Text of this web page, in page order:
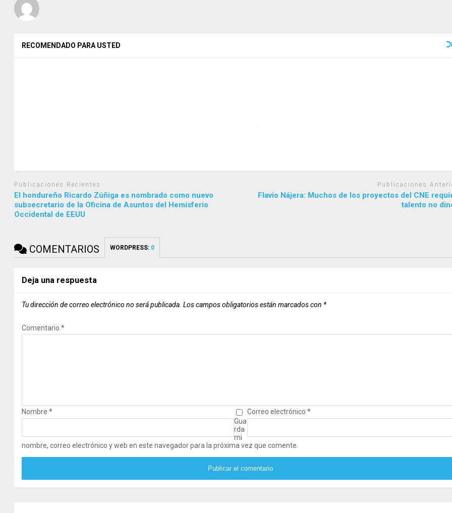
RECOMENDADO PARA USTED
Publicaciones Recientes
El hondureño Ricardo Zúñiga es nombrado como nuevo
subsecretario de la Oficina de Asuntos del Hemisferio
Occidental de EEUU
Publicaciones
Flavio Nájera: Muchos de los proyectos del CNE
talento no
COMENTARIOS WORDPRESS: 0
Deja una respuesta
Tu dirección de correo electrónico no será publicada. Los campos obligatorios están marcados con *
Comentario*
Nombre* Correo electrónico *
Gua
rda
mi
nombre, correo electrónico y web en este navegador para la próxima vez que comente.